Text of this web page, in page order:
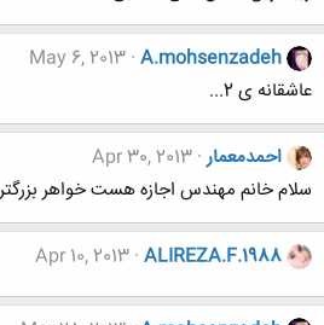
A.mohsenzadeh
May 6, 2013
عاشقانه ی 2...
احمدمعمار Apr 30, 2013
سلام خانم مهندس اجازه هست خواهر
ALIREZA.F.1988
Apr 10, 2013